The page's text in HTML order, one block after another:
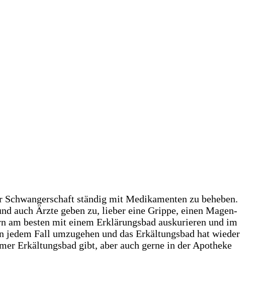
ständig mit Medikamenten zu beheben.
auch Ärzte geben zu, lieber eine Grippe, einen Magen-
am besten mit einem Erklärungsbad auskurieren und im
Fall umzugehen und das Erkältungsbad hat wieder
Erkältungsbad gibt, aber auch gerne in der Apotheke